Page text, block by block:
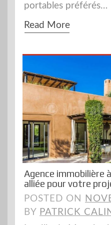
portables préférés…
Read More
Agence immobilière
alliée pour votre
POSTED ON
BY PATRICK